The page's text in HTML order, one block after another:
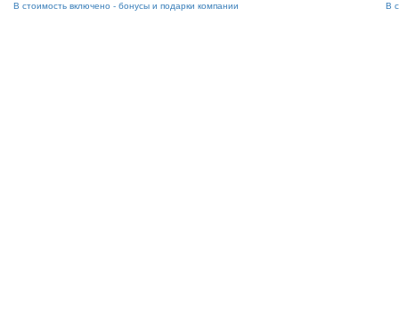
В стоимость включено - бонусы и подарки компании В